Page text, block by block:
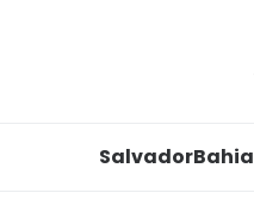
SalvadorBahia